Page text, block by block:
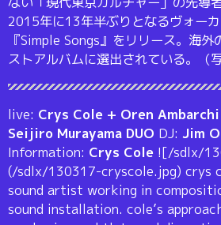
2015年に13年半ぶりとなるヴォー
『Simple Songs』をリリース。海
ストアルバムに選出されている。（
live: Crys Cole + Oren
Seijiro Murayama DUO DJ: Jim
Information: Crys Cole ![/sdlx/
(/sdlx/130317-cryscole.jpg) crys
sound artist working in
sound installation. cole’s